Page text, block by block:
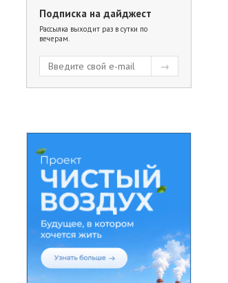
Подписка на дайджест
Рассылка выходит раз в сутки по
вечерам.